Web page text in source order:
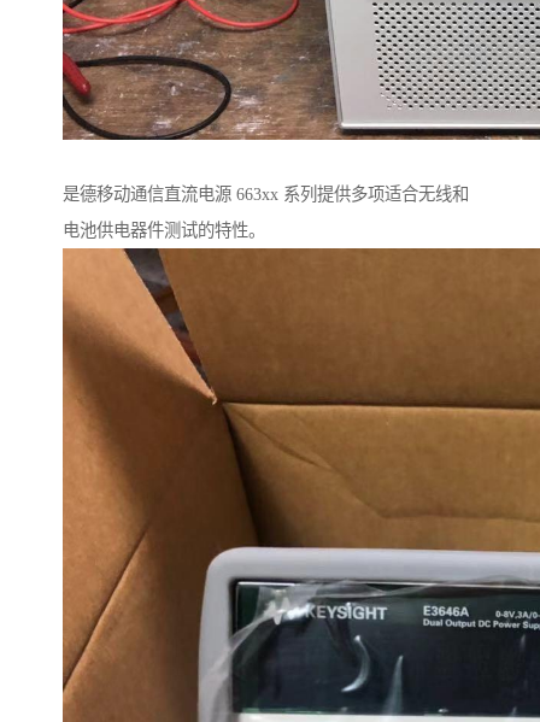
是德移动通信直流电源 663xx 系列提供多项适合无线和
电池供电器件测试的特性。